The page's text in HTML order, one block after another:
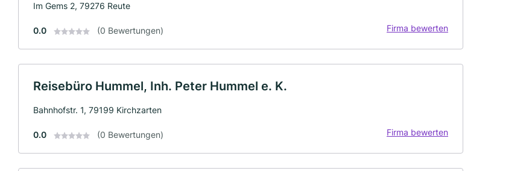
Im Gems 2, 79276 Reute
0.0 (0 Bewertungen) Firma bewerten
Reisebüro Hummel, Inh. Peter Hummel e. K.
Bahnhofstr. 1, 79199 Kirchzarten
0.0 (0 Bewertungen) Firma bewerten